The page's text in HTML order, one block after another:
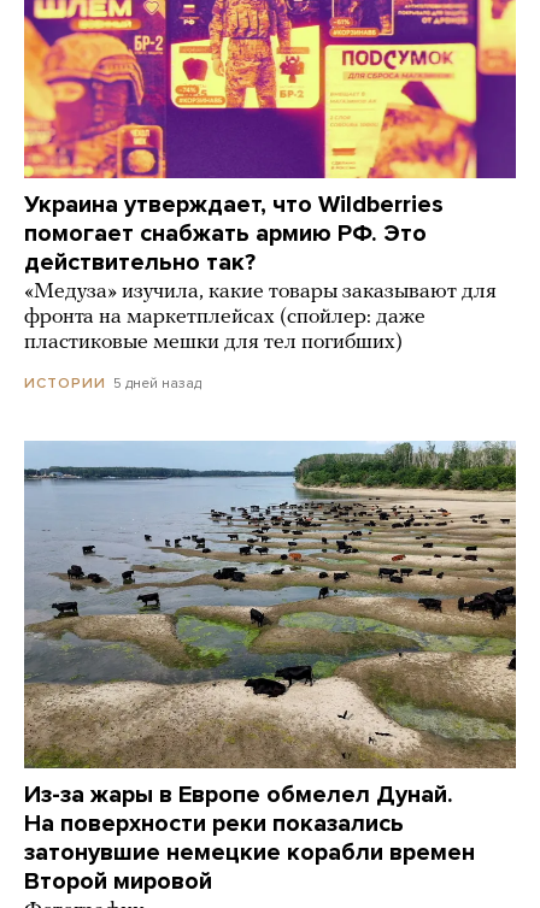
Украина утверждает, что Wildberries
помогает снабжать армию РФ. Это
действительно так?
«Медуза» изучила, какие товары заказывают для
фронта на маркетплейсах (спойлер: даже
пластиковые мешки для тел погибших)
ИСТОРИИ 5 дней назад
Из-за жары в Европе обмелел Дунай.
На поверхности реки показались
затонувшие немецкие корабли времен
Второй мировой